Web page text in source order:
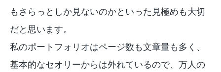
もさらっとしか見ないのかといった見極めも大切
だと思います。
私のポートフォリオはページ数も文章量も多く、
基本的なセオリーからは外れているので、万人の